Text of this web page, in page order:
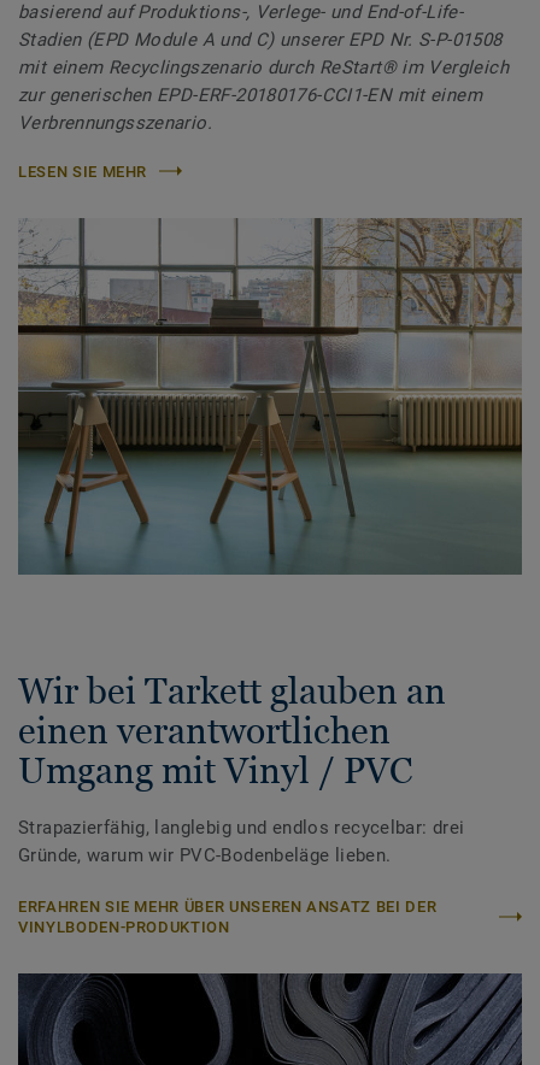
basierend auf Produktions-, Verlege- und End-of-Life-
Stadien (EPD Module A und C) unserer EPD Nr. S-P-01508
mit einem Recyclingszenario durch ReStart® im Vergleich
zur generischen EPD-ERF-20180176-CCI1-EN mit einem
Verbrennungsszenario.
LESEN SIE MEHR
Wir bei Tarkett glauben an
einen verantwortlichen
Umgang mit Vinyl / PVC
Strapazierfähig, langlebig und endlos recycelbar: drei
Gründe, warum wir PVC-Bodenbeläge lieben.
ERFAHREN SIE MEHR ÜBER UNSEREN ANSATZ BEI DER
VINYLBODEN-PRODUKTION